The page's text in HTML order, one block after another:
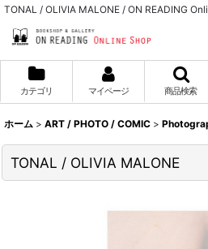
TONAL / OLIVIA MALONE / ON READING
カテゴリ マイページ 商品検索
ホーム > ART / PHOTO / COMIC >
TONAL / OLIVIA MALONE